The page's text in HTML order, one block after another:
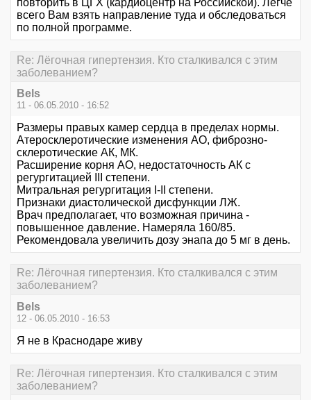
всего Вам взять направление туда и обследоваться
по полной программе.
Re: Лёгочная гипертензия. Кто сталкивался с этим
заболеванием?
Bels
11 - 06.05.2010 - 16:52
Размеры правых камер сердца в пределах нормы.
Атеросклеротические изменения АО, фиброзно-
склеротические АК, МК.
Расширение корня АО, недостаточность АК с
регургитацией III степени.
Митральная регургитация I-II степени.
Признаки диастолической дисфункции ЛЖ.
Врач предполагает, что возможная причина -
повышенное давление. Намеряла 160/85.
Рекомендовала увеличить дозу энапа до 5 мг в день.
Re: Лёгочная гипертензия. Кто сталкивался с этим
заболеванием?
Bels
12 - 06.05.2010 - 16:53
Я не в Краснодаре живу
Re: Лёгочная гипертензия. Кто сталкивался с этим
заболеванием?